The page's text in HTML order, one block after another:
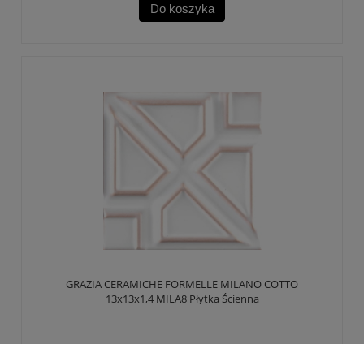
Do koszyka
GRAZIA CERAMICHE FORMELLE MILANO COTTO
13x13x1,4 MILA8 Płytka Ścienna